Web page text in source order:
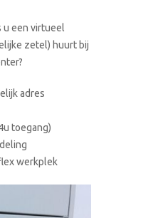
u een virtueel
zetel) huurt bij
adres
toegang)
werkplek